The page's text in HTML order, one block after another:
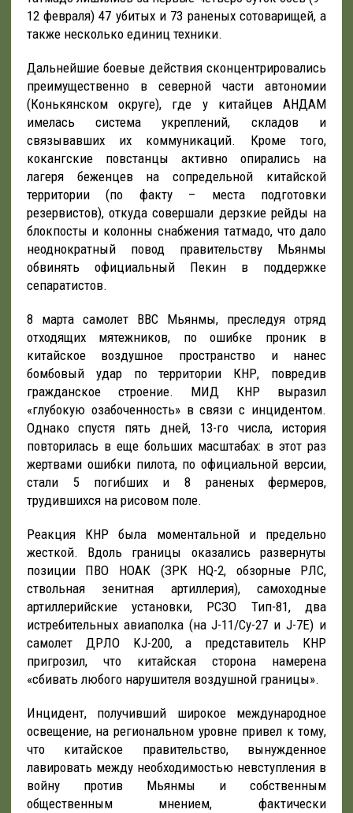
12 февраля) 47 убитых и 73 раненых сотоварищей, а
также несколько единиц техники.
Дальнейшие боевые действия сконцентрировались
преимущественно в северной части автономии
(Конькянском округе), где у китайцев АНДАМ
имелась система укреплений, складов и
связывавших их коммуникаций. Кроме того,
кокангские повстанцы активно опирались на
лагеря беженцев на сопредельной китайской
территории (по факту – места подготовки
резервистов), откуда совершали дерзкие рейды на
блокпосты и колонны снабжения татмадо, что дало
неоднократный повод правительству Мьянмы
обвинять официальный Пекин в поддержке
сепаратистов.
8 марта самолет ВВС Мьянмы, преследуя отряд
отходящих мятежников, по ошибке проник в
китайское воздушное пространство и нанес
бомбовый удар по территории КНР, повредив
гражданское строение. МИД КНР выразил
«глубокую озабоченность» в связи с инцидентом.
Однако спустя пять дней, 13-го числа, история
повторилась в еще больших масштабах: в этот раз
жертвами ошибки пилота, по официальной версии,
стали 5 погибших и 8 раненых фермеров,
трудившихся на рисовом поле.
Реакция КНР была моментальной и предельно
жесткой. Вдоль границы оказались развернуты
позиции ПВО НОАК (ЗРК HQ-2, обзорные РЛС,
ствольная зенитная артиллерия), самоходные
артиллерийские установки, РСЗО Тип-81, два
истребительных авиаполка (на J-11/Су-27 и J-7E) и
самолет ДРЛО KJ-200, а представитель КНР
пригрозил, что китайская сторона намерена
«сбивать любого нарушителя воздушной границы».
Инцидент, получивший широкое международное
освещение, на региональном уровне привел к тому,
что китайское правительство, вынужденное
лавировать между необходимостью невступления в
войну против Мьянмы и собственным
общественным мнением, фактически